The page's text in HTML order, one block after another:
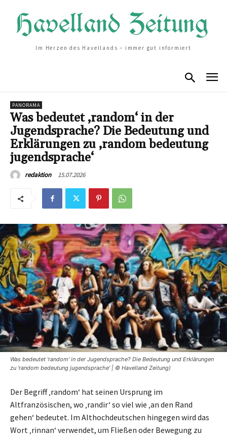
Im Herzen des Havellands – immer gut informiert
PANORAMA
Was bedeutet ‚random‘ in der
Jugendsprache? Die Bedeutung und
Erklärungen zu ‚random bedeutung
jugendsprache‘
redaktion 15.07.2026
Was bedeutet 'random' in der Jugendsprache? Die Bedeutung und Erklärungen
zu 'random bedeutung jugendsprache' | © Havelland Zeitung)
Der Begriff ‚random‘ hat seinen Ursprung im
Altfranzösischen, wo ‚randir‘ so viel wie ‚an den Rand
gehen‘ bedeutet. Im Althochdeutschen hingegen wird das
Wort ‚rinnan‘ verwendet, um Fließen oder Bewegung zu